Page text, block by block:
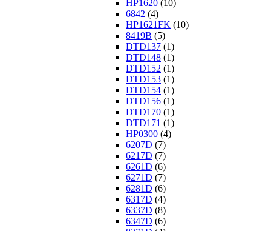
HP1620 (10)
6842 (4)
HP1621FK (10)
8419B (5)
DTD137 (1)
DTD148 (1)
DTD152 (1)
DTD153 (1)
DTD154 (1)
DTD156 (1)
DTD170 (1)
DTD171 (1)
HP0300 (4)
6207D (7)
6217D (7)
6261D (6)
6271D (7)
6281D (6)
6317D (4)
6337D (8)
6347D (6)